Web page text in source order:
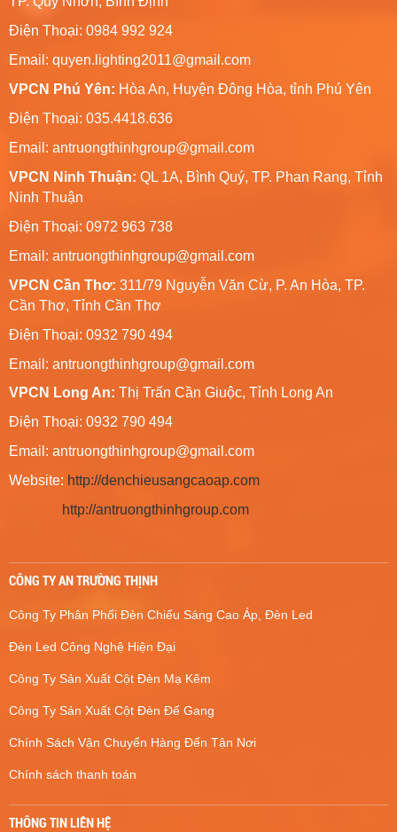
Điện Thoại: 0984 992 924
Email: quyen.lighting2011@gmail.com
VPCN Phú Yên: Hòa An, Huyện Đông Hòa, tỉnh Phú Yên
Điện Thoại: 035.4418.636
Email: antruongthinhgroup@gmail.com
VPCN Ninh Thuận: QL 1A, Bình Quý, TP. Phan Rang, Tỉnh
Ninh Thuận
Điện Thoại: 0972 963 738
Email: antruongthinhgroup@gmail.com
VPCN Cần Thơ: 311/79 Nguyễn Văn Cừ, P. An Hòa, TP.
Cần Thơ, Tỉnh Cần Thơ
Điện Thoại: 0932 790 494
Email: antruongthinhgroup@gmail.com
VPCN Long An: Thị Trấn Cần Giuộc, Tỉnh Long An
Điện Thoại: 0932 790 494
Email: antruongthinhgroup@gmail.com
Website: http://denchieusangcaoap.com
http://antruongthinhgroup.com
CÔNG TY AN TRƯỜNG THỊNH
Công Ty Phân Phối Đèn Chiếu Sáng Cao Áp, Đèn Led
Đèn Led Công Nghệ Hiện Đại
Công Ty Sản Xuất Cột Đèn Mạ Kẽm
Công Ty Sản Xuất Cột Đèn Đế Gang
Chính Sách Vận Chuyển Hàng Đến Tận Nơi
Chính sách thanh toán
THÔNG TIN LIÊN HỆ